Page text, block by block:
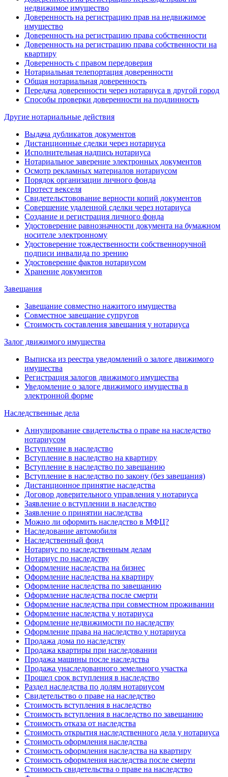
недвижимое имущество
Доверенность на регистрацию прав на недвижимое
имущество
Доверенность на регистрацию права собственности
Доверенность на регистрацию права собственности на
квартиру
Доверенность с правом передоверия
Нотариальная телепортация доверенности
Общая нотариальная доверенность
Передача доверенности через нотариуса в другой город
Способы проверки доверенности на подлинность
Другие нотариальные действия
Выдача дубликатов документов
Дистанционные сделки через нотариуса
Исполнительная надпись нотариуса
Нотариальное заверение электронных документов
Осмотр рекламных материалов нотариусом
Порядок организации личного фонда
Протест векселя
Свидетельстовование верности копий документов
Совершение удаленной сделки через нотариуса
Создание и регистрация личного фонда
Удостоверение равнозначности документа на бумажном
носителе электронному
Удостоверение тождественности собственноручной
подписи инвалида по зрению
Удостоверение фактов нотариусом
Хранение документов
Завещания
Завещание совместно нажитого имущества
Совместное завещание супругов
Стоимость составления завещания у нотариуса
Залог движимого имущества
Выписка из реестра уведомлений о залоге движимого
имущества
Регистрация залогов движимого имущества
Уведомление о залоге движимого имущества в
электронной форме
Наследственные дела
Аннулирование свидетельства о праве на наследство
нотариусом
Вступление в наследство
Вступление в наследство на квартиру
Вступление в наследство по завещанию
Вступление в наследство по закону (без завещания)
Дистанционное принятие наследства
Договор доверительного управления у нотариуса
Заявление о вступлении в наследство
Заявление о принятии наследства
Можно ли оформить наследство в МФЦ?
Наследование автомобиля
Наследственный фонд
Нотариус по наследственным делам
Нотариус по наследству
Оформление наследства на бизнес
Оформление наследства на квартиру
Оформление наследства по завещанию
Оформление наследства после смерти
Оформление наследства при совместном проживании
Оформление наследства у нотариуса
Оформление недвижимости по наследству
Оформление права на наследство у нотариуса
Продажа дома по наследству
Продажа квартиры при наследовании
Продажа машины после наследства
Продажа унаследованного земельного участка
Прошел срок вступления в наследство
Раздел наследства по долям нотариусом
Свидетельство о праве на наследство
Стоимость вступления в наследство
Стоимость вступления в наследство по завещанию
Стоимость отказа от наследства
Стоимость открытия наследственного дела у нотариуса
Стоимость оформления наследства
Стоимость оформления наследства на квартиру
Стоимость оформления наследства после смерти
Стоимость свидетельства о праве на наследство